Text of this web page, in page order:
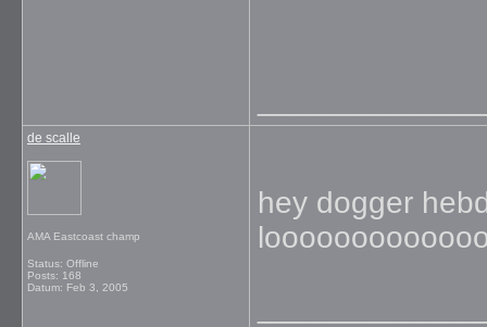
de scalle
AMA Eastcoast champ
Status: Offline
Posts: 168
Datum: Feb 3, 2005
hey dogger